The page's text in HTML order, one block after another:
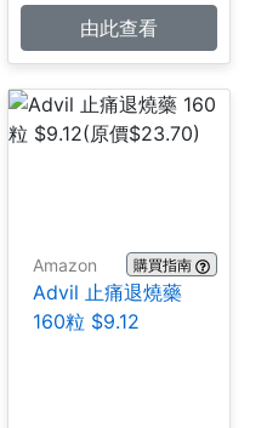
由此查看
Amazon 購買指南
Advil 止痛退燒藥
160粒 $9.12